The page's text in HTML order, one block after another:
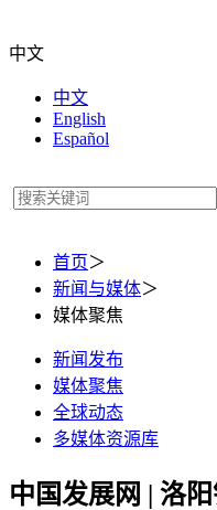
中文
中文
English
Español
首页＞
新闻与媒体＞
媒体聚焦
新闻发布
媒体聚焦
全球动态
多媒体资源库
中国发展网 | 洛